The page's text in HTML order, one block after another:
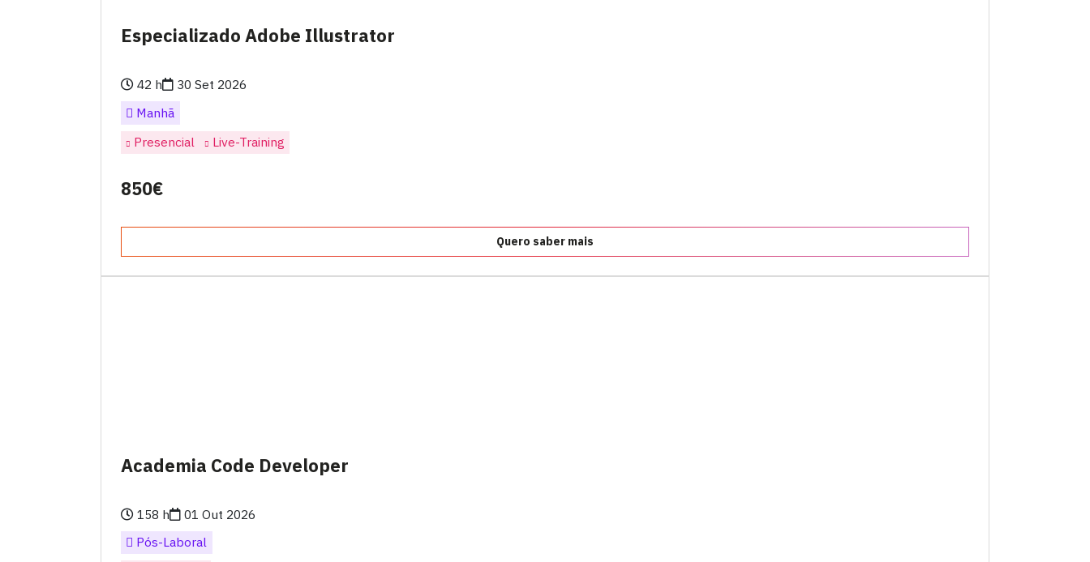
Especializado Adobe Illustrator
42 h
30 Set 2026
Manhã
Presencial
Live-Training
850€
Quero saber mais
Academia Code Developer
158 h
01 Out 2026
Pós-Laboral